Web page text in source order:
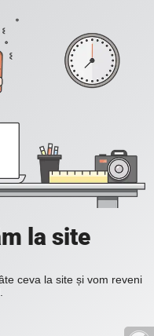
la site
ceva la site și vom reveni